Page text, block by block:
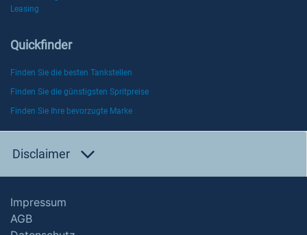
Leasing
Quickfinder
Finden Sie die besten Tankstellen
Finden Sie die günstigsten Spritpreise
Finden Sie Ihre bevorzugte Marke
Disclaimer
Impressum
AGB